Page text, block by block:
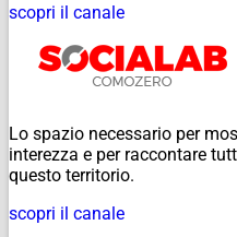
scopri il canale
Lo spazio necessario per
interezza e per raccontare
questo territorio.
scopri il canale